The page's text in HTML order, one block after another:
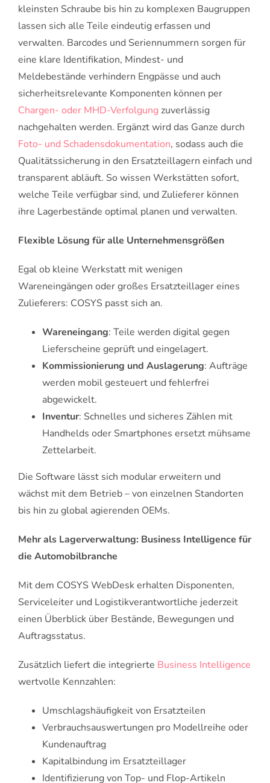
kleinsten Schraube bis hin zu komplexen Baugruppen
lassen sich alle Teile eindeutig erfassen und
verwalten. Barcodes und Seriennummern sorgen für
eine klare Identifikation, Mindest- und
Meldebestände verhindern Engpässe und auch
sicherheitsrelevante Komponenten können per
Chargen- oder MHD-Verfolgung zuverlässig
nachgehalten werden. Ergänzt wird das Ganze durch
Foto- und Schadensdokumentation, sodass auch die
Qualitätssicherung in den Ersatzteillagern einfach und
transparent abläuft. So wissen Werkstätten sofort,
welche Teile verfügbar sind, und Zulieferer können
ihre Lagerbestände optimal planen und verwalten.
Flexible Lösung für alle Unternehmensgrößen
Egal ob kleine Werkstatt mit wenigen
Wareneingängen oder großes Ersatzteillager eines
Zulieferers: COSYS passt sich an.
Wareneingang: Teile werden digital gegen
Lieferscheine geprüft und eingelagert.
Kommissionierung und Auslagerung: Aufträge
werden mobil gesteuert und fehlerfrei
abgewickelt.
Inventur: Schnelles und sicheres Zählen mit
Handhelds oder Smartphones ersetzt mühsame
Zettelarbeit.
Die Software lässt sich modular erweitern und
wächst mit dem Betrieb – von einzelnen Standorten
bis hin zu global agierenden OEMs.
Mehr als Lagerverwaltung: Business Intelligence für
die Automobilbranche
Mit dem COSYS WebDesk erhalten Disponenten,
Serviceleiter und Logistikverantwortliche jederzeit
einen Überblick über Bestände, Bewegungen und
Auftragsstatus.
Zusätzlich liefert die integrierte Business Intelligence
wertvolle Kennzahlen:
Umschlagshäufigkeit von Ersatzteilen
Verbrauchsauswertungen pro Modellreihe oder
Kundenauftrag
Kapitalbindung im Ersatzteillager
Identifizierung von Top- und Flop-Artikeln